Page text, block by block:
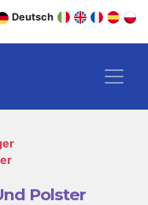
Deutsch
Polster